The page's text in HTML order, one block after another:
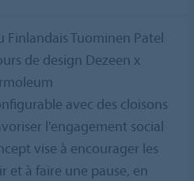
Finlandais Tuominen Patel
de design Dezeen x
avec des cloisons
l'engagement social
vise à encourager les
et à faire une pause, en